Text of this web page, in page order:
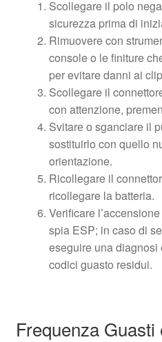
Scollegare il polo
sicurezza prima di
Rimuovere con
console o le finiture
per evitare danni ai
Scollegare il
con attenzione,
Svitarе o sganciare il
sostituirlo con quello
orientazione.
Ricollegare il
ricollegare la batteria.
Verificare
spia ESP; in caso di
eseguire una
codici guasto residui.
Frequenza